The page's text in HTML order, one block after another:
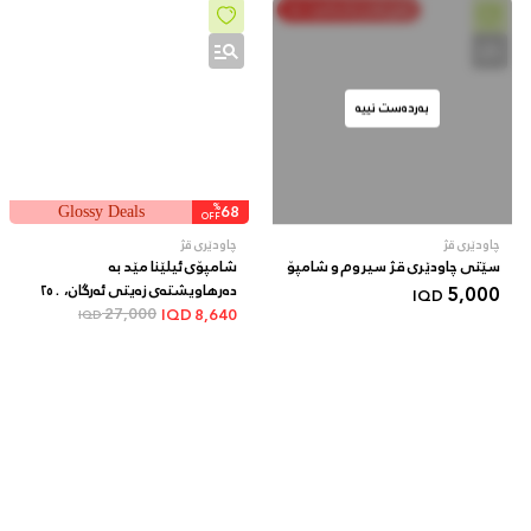
بەردەست نییە
چاودێری قژ
سێتی چاودێری قژ سیروم و شامپۆ
5,000
IQD
68
%
OFF
Glossy Deals
چاودێری قژ
شامپۆی ئیلێنا مێد بە
دەرهاویشتەی زەیتی ئەرگان، ٢٥٠
مل
8,640
27,000
IQD